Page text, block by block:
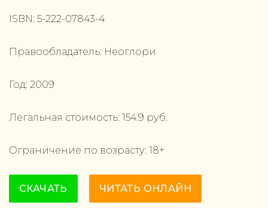
ISBN: 5-222-07843-4
Правообладатель: Неоглори
Год: 2009
Легальная стоимость: 154.9 руб.
Ограничение по возрасту: 18+
СКАЧАТЬ ЧИТАТЬ ОНЛАЙН